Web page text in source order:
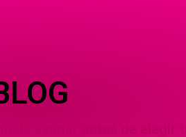
ayudar antes de elegir